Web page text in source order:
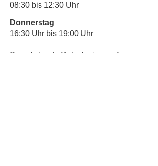
08:30 bis 12:30 Uhr
Donnerstag
16:30 Uhr bis 19:00 Uhr
Sprechstunde für Inklusionsanliegen: